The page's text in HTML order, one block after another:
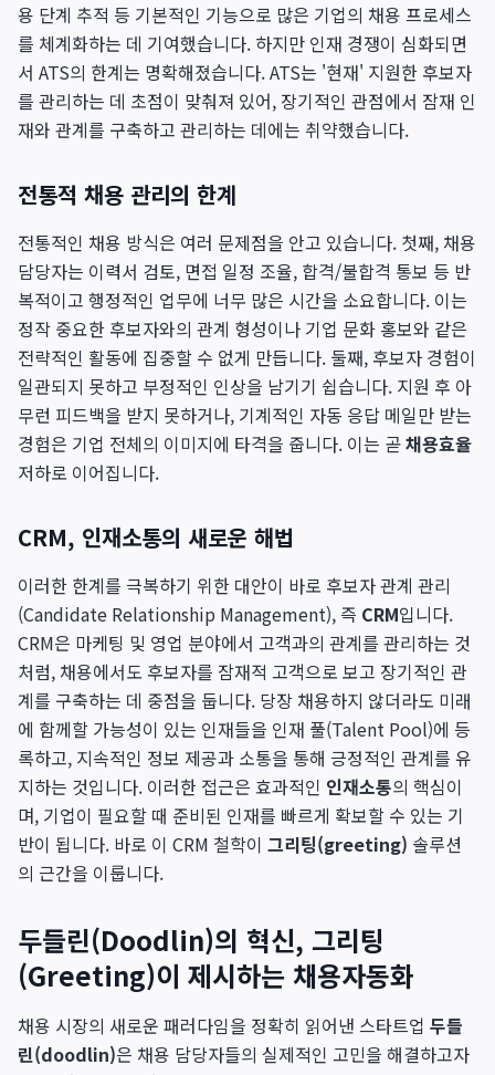
용 단계 추적 등 기본적인 기능으로 많은 기업의 채용 프로세스
를 체계화하는 데 기여했습니다. 하지만 인재 경쟁이 심화되면
서 ATS의 한계는 명확해졌습니다. ATS는 '현재' 지원한 후보자
를 관리하는 데 초점이 맞춰져 있어, 장기적인 관점에서 잠재 인
재와 관계를 구축하고 관리하는 데에는 취약했습니다.
전통적 채용 관리의 한계
전통적인 채용 방식은 여러 문제점을 안고 있습니다. 첫째, 채용
담당자는 이력서 검토, 면접 일정 조율, 합격/불합격 통보 등 반
복적이고 행정적인 업무에 너무 많은 시간을 소요합니다. 이는
정작 중요한 후보자와의 관계 형성이나 기업 문화 홍보와 같은
전략적인 활동에 집중할 수 없게 만듭니다. 둘째, 후보자 경험이
일관되지 못하고 부정적인 인상을 남기기 쉽습니다. 지원 후 아
무런 피드백을 받지 못하거나, 기계적인 자동 응답 메일만 받는
경험은 기업 전체의 이미지에 타격을 줍니다. 이는 곧채용효율
저하로 이어집니다.
CRM, 인재소통의 새로운 해법
이러한 한계를 극복하기 위한 대안이 바로 후보자 관계 관리
(Candidate Relationship Management), 즉 CRM입니다.
CRM은 마케팅 및 영업 분야에서 고객과의 관계를 관리하는 것
처럼, 채용에서도 후보자를 잠재적 고객으로 보고 장기적인 관
계를 구축하는 데 중점을 둡니다. 당장 채용하지 않더라도 미래
에 함께할 가능성이 있는 인재들을 인재 풀(Talent Pool)에 등
록하고, 지속적인 정보 제공과 소통을 통해 긍정적인 관계를 유
지하는 것입니다. 이러한 접근은 효과적인 인재소통의 핵심이
며, 기업이 필요할 때 준비된 인재를 빠르게 확보할 수 있는 기
반이 됩니다. 바로 이 CRM 철학이 그리팅(greeting) 솔루션
의 근간을 이룹니다.
두들린(Doodlin)의 혁신, 그리팅
(Greeting)이 제시하는 채용자동화
채용 시장의 새로운 패러다임을 정확히 읽어낸 스타트업 두들
린(doodlin)은 채용 담당자들의 실제적인 고민을 해결하고자